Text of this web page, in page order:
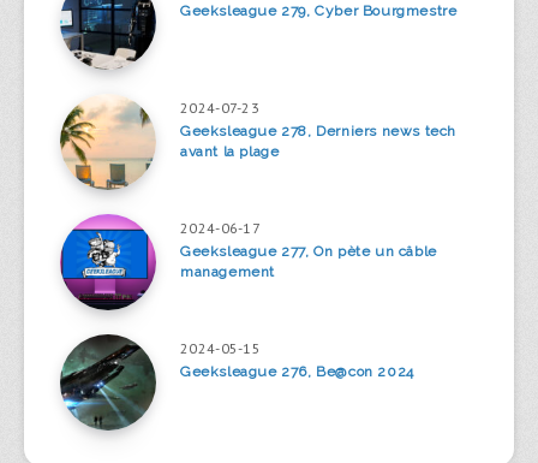
Geeksleague 279, Cyber Bourgmestre
2024-07-23
Geeksleague 278, Derniers news tech
avant la plage
2024-06-17
Geeksleague 277, On pète un câble
management
2024-05-15
Geeksleague 276, Be@con 2024